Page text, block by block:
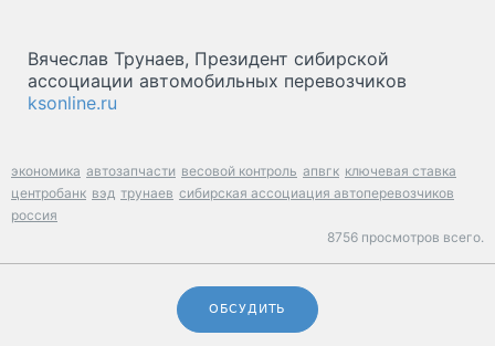
Вячеслав Трунаев, Президент сибирской
ассоциации автомобильных перевозчиков
ksonline.ru
экономика автозапчасти весовой контроль апвгк ключевая ставка
центробанк вэд трунаев сибирская ассоциация автоперевозчиков
россия
8756 просмотров всего.
ОБСУДИТЬ